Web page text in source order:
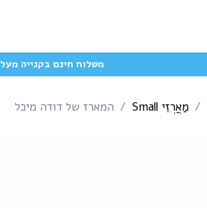
משלוח חינם בקנייה מעל 349 ש״ח לכתובת אחת 🚗
מַאֲרְזֵי Small המארז של דודה מיכל